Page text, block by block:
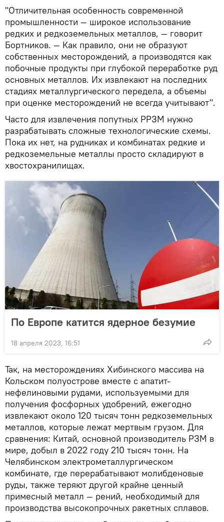
"Отличительная особенность современной
промышленности — широкое использование
редких и редкоземельных металлов, — говорит
Бортников. — Как правило, они не образуют
собственных месторождений, а производятся как
побочные продукты при глубокой переработке руд
основных металлов. Их извлекают на последних
стадиях металлургического передела, а объемы
при оценке месторождений не всегда учитывают".
Часто для извлечения попутных РРЗМ нужно
разрабатывать сложные технологические схемы.
Пока их нет, на рудниках и комбинатах редкие и
редкоземельные металлы просто складируют в
хвостохранилищах.
По Европе катится ядерное безумие
18 апреля 2023, 16:51
Так, на месторождениях Хибинского массива на
Кольском полуострове вместе с апатит-
нефелиновыми рудами, используемыми для
получения фосфорных удобрений, ежегодно
извлекают около 120 тысяч тонн редкоземельных
металлов, которые лежат мертвым грузом. Для
сравнения: Китай, основной производитель РЗМ в
мире, добыл в 2022 году 210 тысяч тонн. На
Челябинском электрометаллургическом
комбинате, где перерабатывают молибденовые
руды, также теряют другой крайне ценный
примесный металл — рений, необходимый для
производства высокопрочных ракетных сплавов.